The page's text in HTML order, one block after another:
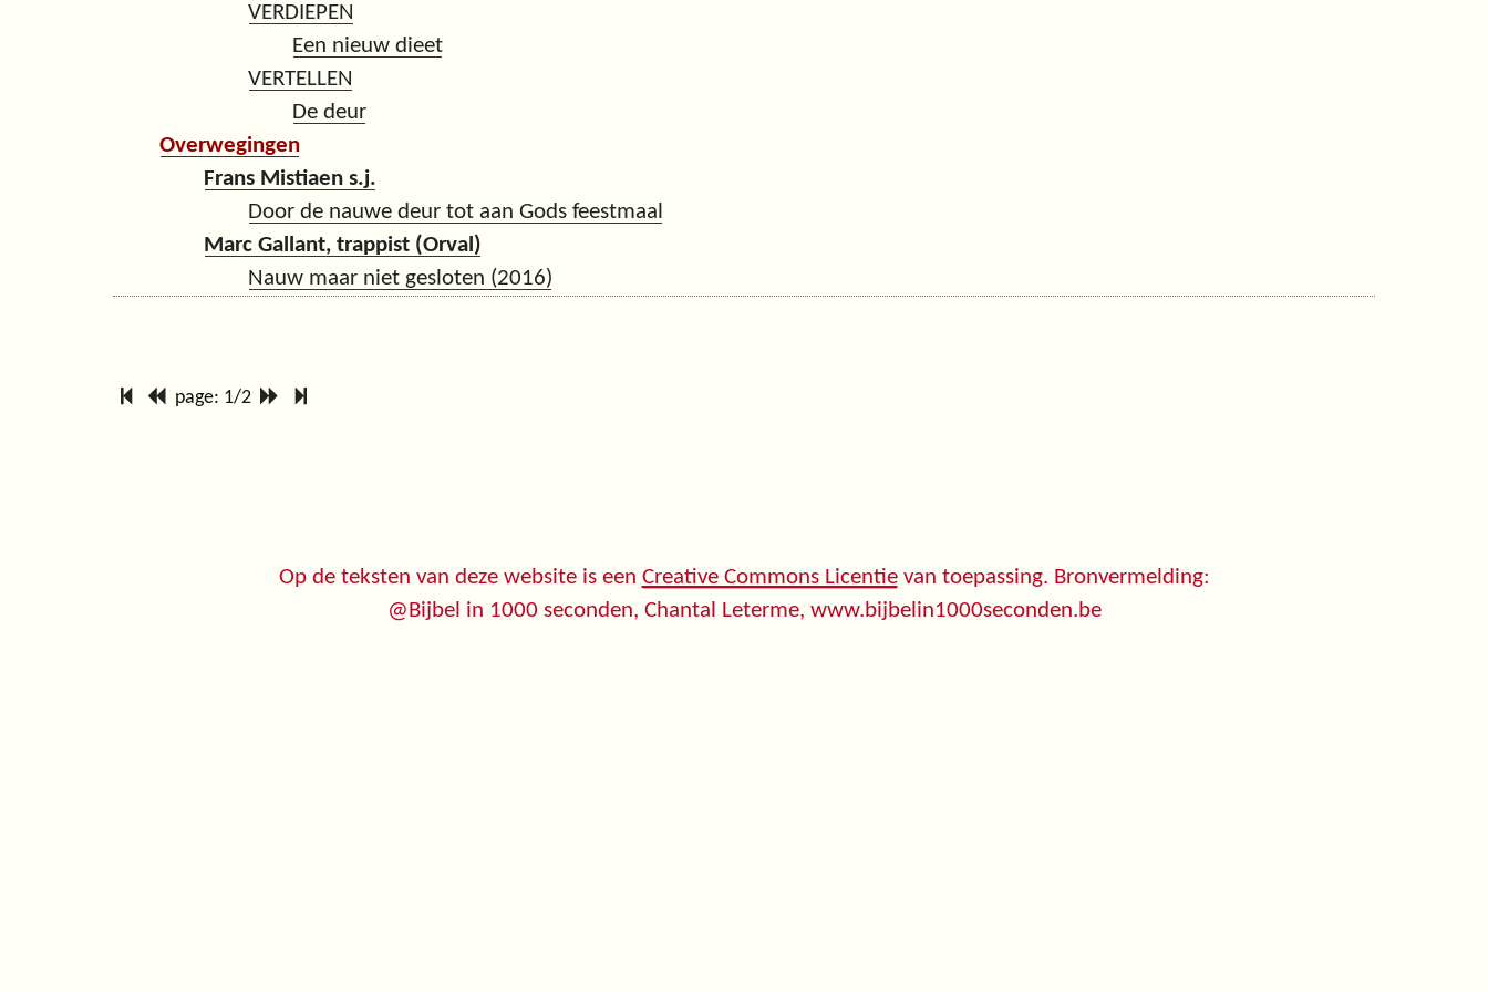
VERDIEPEN
Een nieuw dieet
VERTELLEN
De deur
Overwegingen
Frans Mistiaen s.j.
Door de nauwe deur tot aan Gods feestmaal
Marc Gallant, trappist (Orval)
Nauw maar niet gesloten (2016)
page: 1/2
Op de teksten van deze website is een Creative Commons Licentievan toepassing. Bronvermelding:
@Bijbel in 1000 seconden, Chantal Leterme, www.bijbelin1000seconden.be